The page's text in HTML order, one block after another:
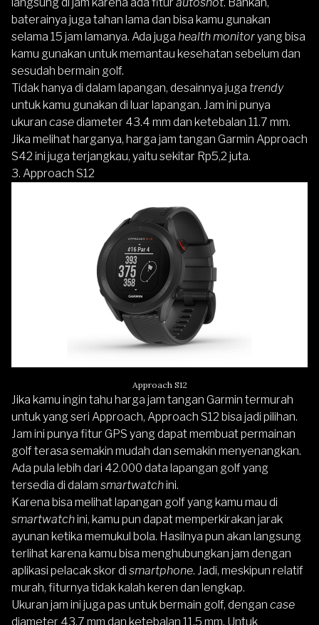
baterainya juga tahan lama dan bisa kamu gunakan
selama 15 jam lamanya. Ada juga health monitoryang bisa
kamu gunakan untuk memantau kesehatan sebelum dan
sesudah bermain golf.
Tidak hanya di dalam lapangan, desainnya juga trendy
untuk kamu gunakan di luar lapangan. Jam ini punya
ukuran casediameter 43.4 mm dan ketebalan 11.7 mm.
Jika melihat harganya, harga jam tangan Garmin Approach
S42 ini juga terjangkau, yaitu sekitar Rp5,2 juta.
3. Approach S12
Approach S12
Jika kamu ingin tahu harga jam tangan Garmin termurah
untuk yang seri Approach, Approach S12 bisa jadi pilihan.
Jam ini punya fitur GPS yang dapat membuat permainan
golf terasa semakin mudah dan semakin menyenangkan.
Ada pula lebih dari 42.000 data lapangan golf yang
tersedia di dalam smartwatchini.
Karena bisa melihat lapangan golf yang kamu mau di
smartwatchini, kamu pun dapat memperkirakan jarak
ayunan ketika memukul bola. Hasilnya pun akan langsung
terlihat karena kamu bisa menghubungkan jam dengan
aplikasi pelacak skor di smartphone. Jadi, meskipun relatif
murah, fiturnya tidak kalah keren dan lengkap.
Ukuran jam ini juga pas untuk bermain golf, dengan case
diameter 43.7 mm dan ketebalan 11.5 mm. Untuk